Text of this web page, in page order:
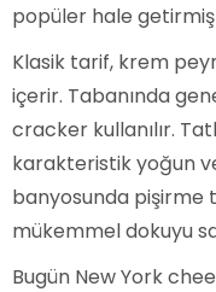
popüler hale
Klasik tarif, krem
içerir. Tabanında
cracker kullanılır.
karakteristik yoğun
banyosunda pişirme
mükemmel dokuyu
Bugün New York